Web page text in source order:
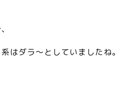
はダラ〜としていましたね。